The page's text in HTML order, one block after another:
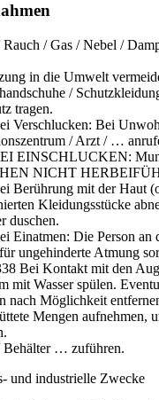
Rauch / Gas / Nebel /
in die Umwelt
/
tragen.
Verschlucken: Bei
/ Arzt / …
EINSCHLUCKEN:
NICHT
Berührung mit der Haut
Kleidungsstücke
duschen.
Einatmen: Die Person an
ungehinderte Atmung
Bei Kontakt mit den
mit Wasser spülen.
nach Möglichkeit
Mengen aufnehmen,
Behälter … zuführen.
und industrielle Zwecke